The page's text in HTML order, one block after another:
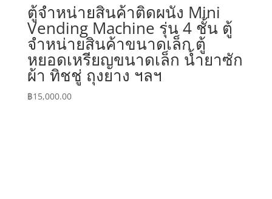
ตู้จำหน่ายสินค้าติดผนัง Mini
Vending Machine รุ่น 4 ชั้น ตู้
จำหน่ายสินค้าขนาดเล็ก ตู้
หยอดเหรียญขนาดเล็ก น้ำยาซัก
ผ้า ทิชชู่ ถุงยาง ฯลฯ
฿15,000.00